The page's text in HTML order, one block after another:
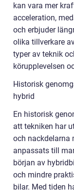
kan vara mer
acceleration,
och erbjuder
olika tillverkare
typer av teknik
körupplevelsen
Historisk
hybrid
En historisk
att tekniken har
och nackdelarna
anpassats till
början av
och mindre
bilar. Med tiden